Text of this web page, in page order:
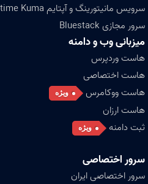
سرویس مانیتورینگ و آپتایم Uptime Kuma
سرور مجازی Bluestack
میزبانی وب و دامنه
هاست وردپرس
هاست اختصاصی
هاست ووکامرس
ویژه
هاست ارزان
ثبت دامنه
ویژه
سرور اختصاصی
سرور اختصاصی ایران